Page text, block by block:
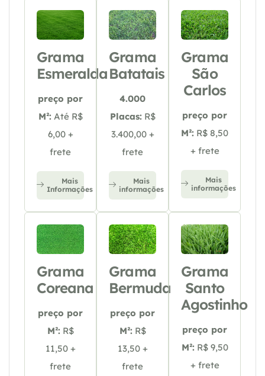
Grama
Esmeralda
preço por
M²: Até R$
6,00 +
frete
Mais
Informações
Grama
Batatais
4.000
Placas: R$
3.400,00 +
frete
Mais
informações
Grama
São
Carlos
preço por
M²: R$ 8,50
+ frete
Mais
informações
Grama
Coreana
preço por
M²: R$
11,50 +
frete
Grama
Bermuda
preço por
M²: R$
13,50 +
frete
Grama
Santo
Agostinho
preço por
M²: R$ 9,50
+ frete